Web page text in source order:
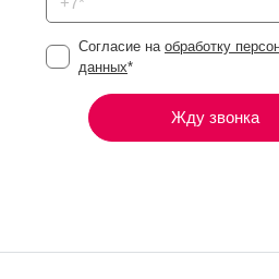
Согласие на обработку
данных*
Жду звонка